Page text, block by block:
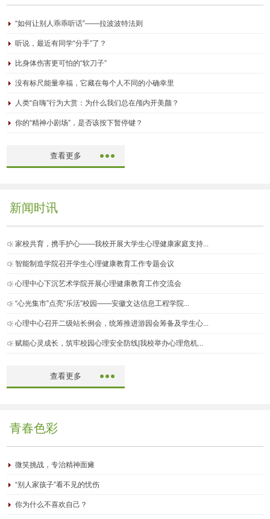
“如何让别人乖乖听话”——拉波波特法则
听说，最近有同学“分手”了？
比身体伤害更可怕的“软刀子”
没有标尺能量幸福，它藏在每个人不同的小确幸里
人类“自嗨”行为大赏：为什么我们总在颅内开美颜？
你的“精神小剧场”，是否该按下暂停键？
查看更多
新闻时讯
家校共育，携手护心——我校开展大学生心理健康家庭支持...
智能制造学院召开学生心理健康教育工作专题会议
心理中心下沉艺术学院开展心理健康教育工作交流会
“心光集市”点亮“乐活”校园——安徽文达信息工程学院...
心理中心召开二级站长例会，统筹推进游园会筹备及学生心...
赋能心灵成长，筑牢校园心理安全防线|我校举办心理危机...
查看更多
青春色彩
微笑挑战，专治精神面瘫
“别人家孩子”看不见的忧伤
你为什么不喜欢自己？